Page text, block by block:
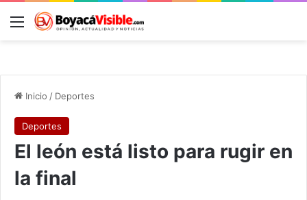
Menú
Inicio / Deportes
Deportes
El león está listo para rugir en
la final